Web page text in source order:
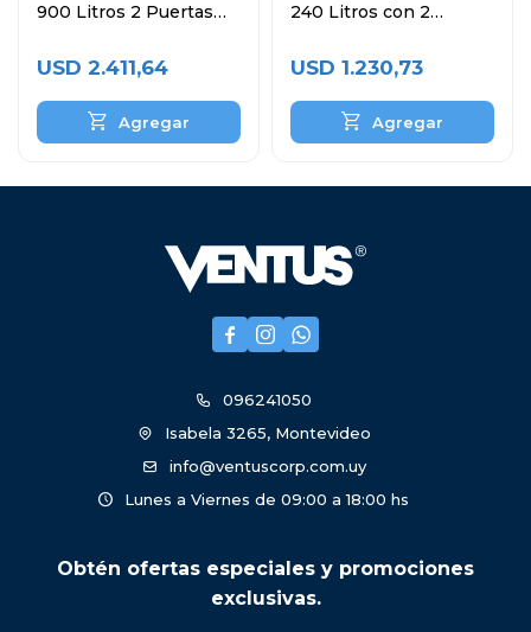
900 Litros 2 Puertas
USD 2.411,64
240 Litros con 2
Cubas
USD 1.230,73
  
096241050
Isabela 3265, Montevideo
info@ventuscorp.com.uy
Lunes a Viernes de 09:00 a 18:00 hs
Obtén ofertas especiales y promociones
exclusivas.